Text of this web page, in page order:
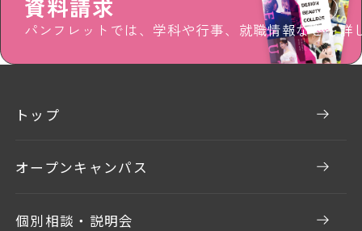
資料請求
パンフレットでは、学科や行事、就職情報などを詳
トップ
オープンキャンパス
個別相談・説明会